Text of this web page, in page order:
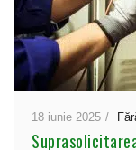
18 iunie 2025